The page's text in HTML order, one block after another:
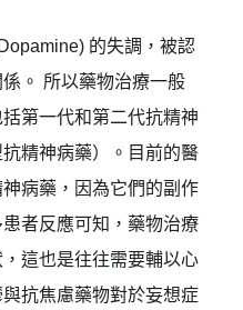
的失調，被認
。 所以藥物治療一般
第一代和第二代抗精神
精神病藥）。目前的醫
病藥，因為它們的副作
者反應可知，藥物治療
這也是往往需要輔以心
抗焦慮藥物對於妄想症